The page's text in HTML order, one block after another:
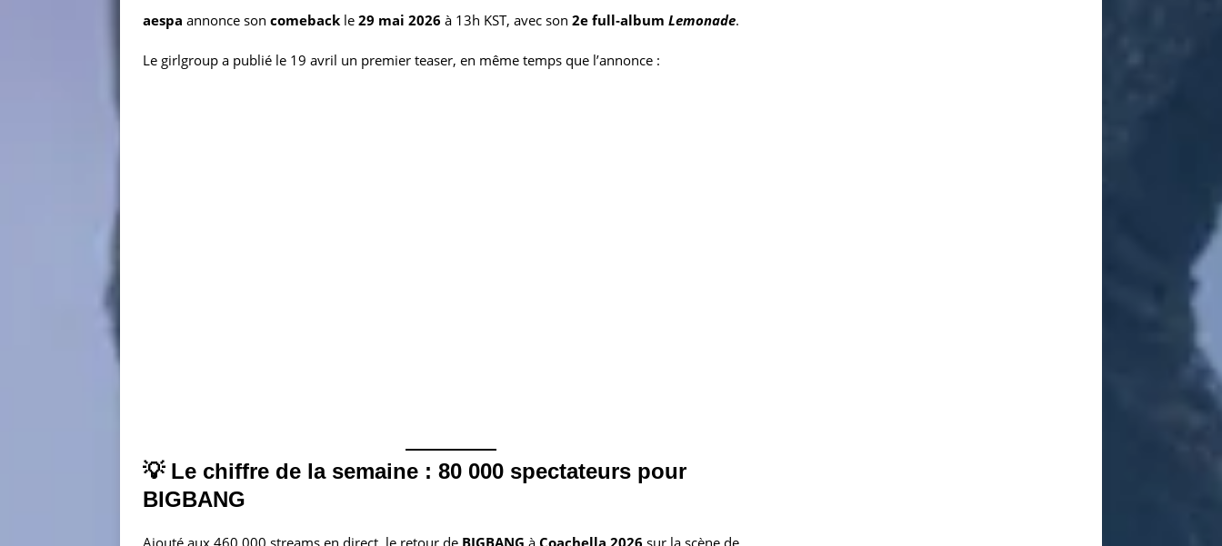
aespa annonce son comeback le 29 mai 2026 à 13h KST, avec son 2e full‑album Lemonade.
Le girlgroup a publié le 19 avril un premier teaser, en même temps que l’annonce :
💡 Le chiffre de la semaine : 80 000 spectateurs pour
BIGBANG